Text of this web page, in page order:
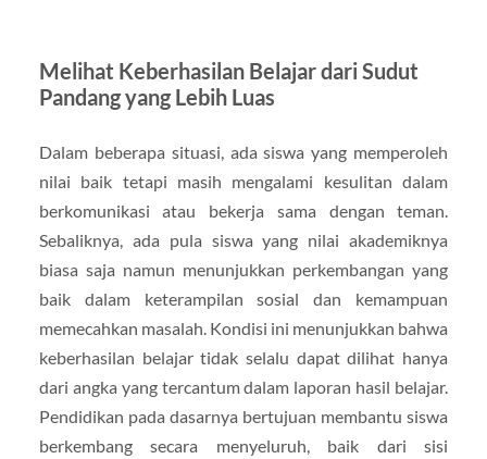
Melihat Keberhasilan Belajar dari Sudut
Pandang yang Lebih Luas
Dalam beberapa situasi, ada siswa yang memperoleh
nilai baik tetapi masih mengalami kesulitan dalam
berkomunikasi atau bekerja sama dengan teman.
Sebaliknya, ada pula siswa yang nilai akademiknya
biasa saja namun menunjukkan perkembangan yang
baik dalam keterampilan sosial dan kemampuan
memecahkan masalah. Kondisi ini menunjukkan bahwa
keberhasilan belajar tidak selalu dapat dilihat hanya
dari angka yang tercantum dalam laporan hasil belajar.
Pendidikan pada dasarnya bertujuan membantu siswa
berkembang secara menyeluruh, baik dari sisi